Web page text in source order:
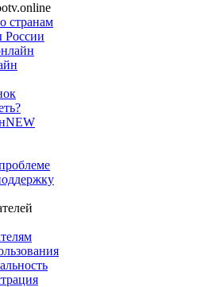
странам
России
NEW